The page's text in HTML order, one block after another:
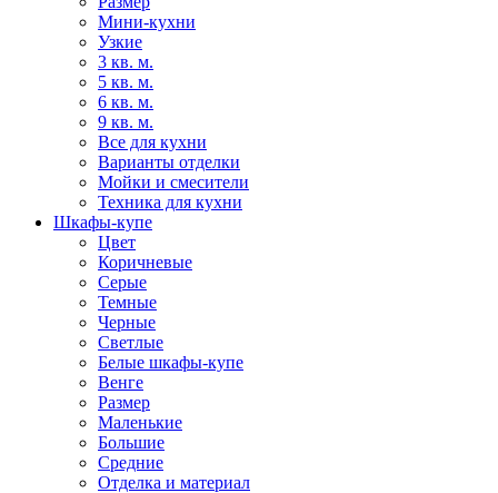
Мини-кухни
Узкие
3 кв. м.
5 кв. м.
6 кв. м.
9 кв. м.
Все для кухни
Варианты отделки
Мойки и смесители
Техника для кухни
Шкафы-купе
Цвет
Коричневые
Серые
Темные
Черные
Светлые
Белые шкафы-купе
Венге
Размер
Маленькие
Большие
Средние
Отделка и материал